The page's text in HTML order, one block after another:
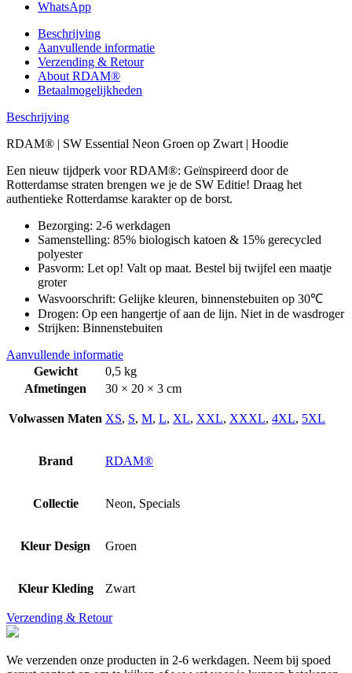
WhatsApp
Beschrijving
Aanvullende informatie
Verzending & Retour
About RDAM®
Betaalmogelijkheden
Beschrijving
RDAM® | SW Essential Neon Groen op Zwart | Hoodie
Een nieuw tijdperk voor RDAM®: Geïnspireerd door de
Rotterdamse straten brengen we je de SW Editie! Draag het
authentieke Rotterdamse karakter op de borst.
Bezorging: 2-6 werkdagen
Samenstelling: 85% biologisch katoen & 15% gerecycled
polyester
Pasvorm: Let op! Valt op maat. Bestel bij twijfel een maatje
groter
Wasvoorschrift: Gelijke kleuren, binnenstebuiten op 30℃
Drogen: Op een hangertje of aan de lijn. Niet in de wasdroger
Strijken: Binnenstebuiten
Aanvullende informatie
Gewicht
0,5 kg
Afmetingen
30 × 20 × 3 cm
Volwassen Maten XS, S, M, L, XL, XXL, XXXL, 4XL, 5XL
Brand RDAM®
Collectie Neon, Specials
Kleur Design Groen
Kleur Kleding Zwart
Verzending & Retour
We verzenden onze producten in 2-6 werkdagen. Neem bij spoed